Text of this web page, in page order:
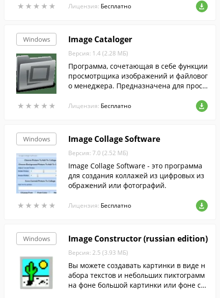
★ ★ ★ ★ ★
★ ★ ★ ★ ★ Лицензия: Бесплатно
Windows
★ ★ ★ ★ ★
★ ★ ★ ★ ★
Image Cataloger
Версия: 1.4 (2.28 МБ)
Программа, сочетающая в себе функции
просмотрщика изображений и файловог
о менеджера. Предназначена для просм
списка каталогов.
Лицензия: Бесплатно
Windows
★ ★ ★ ★ ★
★ ★ ★ ★ ★
Image Collage Software
Версия: 7.0 (2.52 МБ)
Image Collage Software - это программа
для создания коллажей из цифровых из
ображений или фотографий.
Лицензия: Бесплатно
Windows Image Constructor (russian edition)
Версия: 2.5 (3.93 МБ)
Вы можете создавать картинки в виде н
абора текстов и небольших пиктограмм
на фоне большой картинки или фоне с г